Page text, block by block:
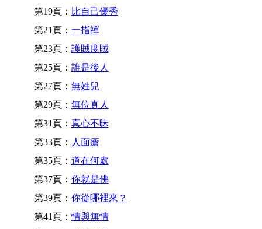
第19頁： 比自己優秀
第21頁： 一指禪
第23頁： 護賊度賊
第25頁： 誰是後人
第27頁： 無姓兒
第29頁： 無位真人
第31頁： 真心不昧
第33頁： 人面瘡
第35頁： 道在何處
第37頁： 你就是佛
第39頁： 你從哪裡來？
第41頁：情與無情